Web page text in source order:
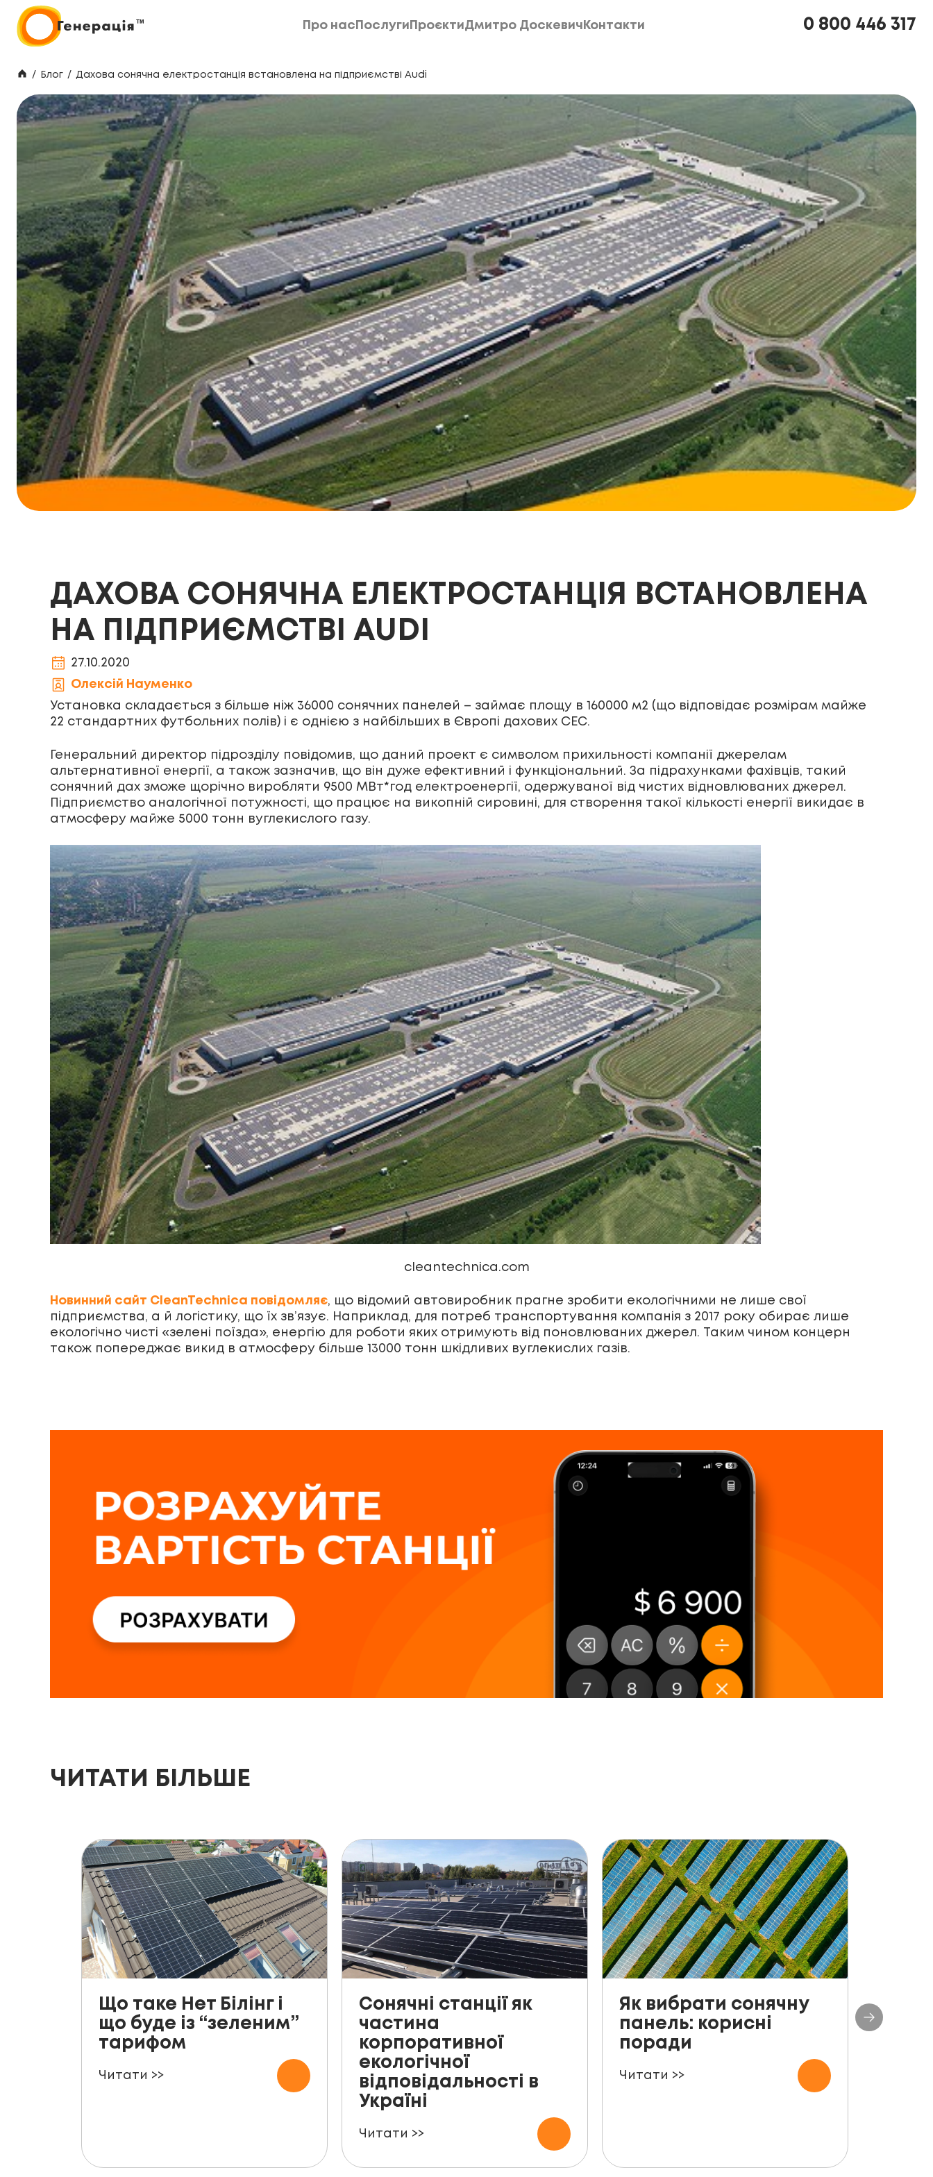
Про нас Послуги ПроєктиДмитро Доскевич Контакти
0 800 446 317
/ Блог / Дахова сонячна електростанція встановлена ​​на підприємстві Audi
ДАХОВА СОНЯЧНА ЕЛЕКТРОСТАНЦІЯ ВСТАНОВЛЕНА ​​
НА ПІДПРИЄМСТВІ AUDI
27.10.2020
Олексій Науменко
Установка складається з більше ніж 36000 сонячних панелей – займає площу в 160000 м2 (що відповідає розмірам майже
22 стандартних футбольних полів) і є однією з найбільших в Європі дахових СЕС.
Генеральний директор підрозділу повідомив, що даний проект є символом прихильності компанії джерелам
альтернативної енергії, а також зазначив, що він дуже ефективний і функціональний. За підрахунками фахівців, такий
сонячний дах зможе щорічно виробляти 9500 МВт*год електроенергії, одержуваної від чистих відновлюваних джерел.
Підприємство аналогічної потужності, що працює на викопній сировині, для створення такої кількості енергії викидає в
атмосферу майже 5000 тонн вуглекислого газу.
cleantechnica.com
Новинний сайт CleanTechnica повідомляє, що відомий автовиробник прагне зробити екологічними не лише свої
підприємства, а й логістику, що їх зв’язує. Наприклад, для потреб транспортування компанія з 2017 року обирає лише
екологічно чисті «зелені поїзда», енергію для роботи яких отримують від поновлюваних джерел. Таким чином концерн
також попереджає викид в атмосферу більше 13000 тонн шкідливих вуглекислих газів.
ЧИТАТИ БІЛЬШЕ
Що таке Нет Білінг і
що буде із “зеленим”
тарифом
Читати >>
Сонячні станції як
частина
корпоративної
екологічної
відповідальності в
Україні
Читати >>
Як вибрати сонячну
панель: корисні
поради
Читати >>
До